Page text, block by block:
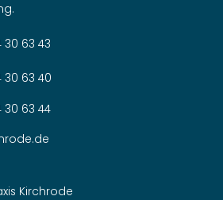
30 63 43
30 63 40
30 63 44
Kirchrode